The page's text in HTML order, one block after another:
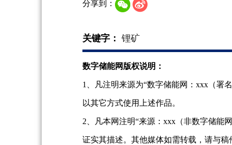
分享到：
关键字： 锂矿
数字储能网版权说明：
1、凡注明来源为“数字储能网：xxx（署
以其它方式使用上述作品。
2、凡本网注明“来源：xxx（非数字储能
证实其描述。其他媒体如需转载，请与稿